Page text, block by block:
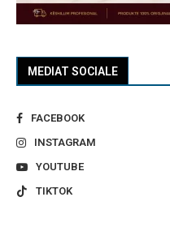
MEDIAT SOCIALE
FACEBOOK
INSTAGRAM
YOUTUBE
TIKTOK